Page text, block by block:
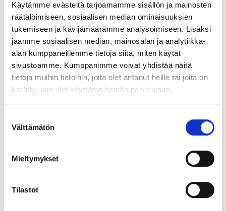
Käytämme evästeitä tarjoamamme sisällön ja mainosten
räätälöimiseen, sosiaalisen median ominaisuuksien
tukemiseen ja kävijämäärämme analysoimiseen. Lisäksi
jaamme sosiaalisen median, mainosalan ja analytiikka-
alan kumppaneillemme tietoja siitä, miten käytät
sivustoamme. Kumppanimme voivat yhdistää näitä
tietoja muihin tietoihin, joita olet antanut heille tai joita on
kerätty, kun olet käyttänyt heidän palvelujaan.
valinta
Välttämätön
Mieltymykset
Tilastot
tiimissä sekä tiimin motivoinnista.
Koulutus soveltuu asiantuntijoille ja esimiehille.
Ohjelma
16.30 Kahvi, tervetuloa
17.00 Koulutus alkaa. Orientaatio. Tiimin dynamiikka ja
motivointi
18.30 Tauko
Kouluttaja
liittojen ja TJS Opintokeskuksen kanssa. Kouluttajana
Esteen sattuessa
Muista perua ilmoittautumisesi, jos sinulle tulee este